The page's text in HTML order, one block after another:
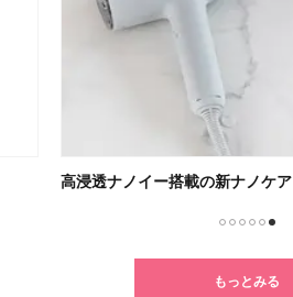
高浸透ナノイー搭載の新ナノケア
もっとみる